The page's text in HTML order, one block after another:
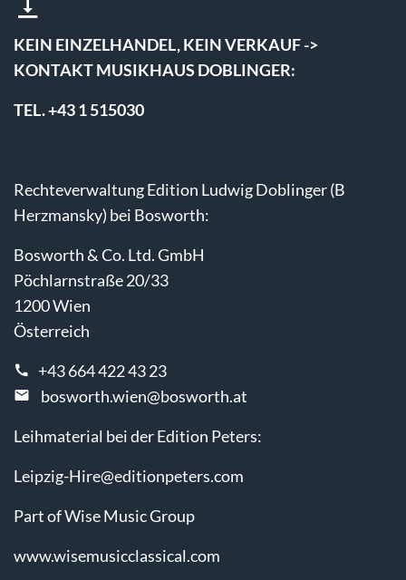
KEIN EINZELHANDEL, KEIN VERKAUF ->
KONTAKT MUSIKHAUS DOBLINGER:
TEL. +43 1 515030
Rechteverwaltung Edition Ludwig Doblinger (B
Herzmansky) bei Bosworth:
Bosworth & Co. Ltd. GmbH
Pöchlarnstraße 20/33
1200 Wien
Österreich
+43 664 422 43 23
bosworth.wien@bosworth.at
Leihmaterial bei der Edition Peters:
Leipzig-Hire@editionpeters.com
Part of Wise Music Group
www.wisemusicclassical.com